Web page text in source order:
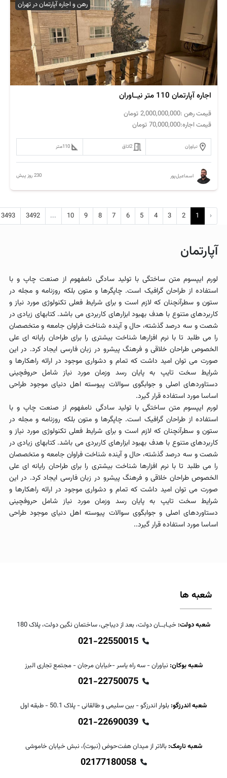
رهن و اجاره آپارتمان در تهران
اجاره آپارتمان 110 متر نیــاوران
قیمت رهن :2,000,000,000 تومان
قیمت اجاره:70,000,000 تومان
نیاوران 2اتاق 110متر
اسماعیل‌پور 230 روز پیش
‹
1
2
3
4
5
6
7
8
9
10
...
3492
3493
آپارتمان
لورم ایپسوم متن ساختگی با تولید سادگی نامفهوم از صنعت چاپ و با
استفاده از طراحان گرافیک است. چاپگرها و متون بلکه روزنامه و مجله در
ستون و سطرآنچنان که لازم است و برای شرایط فعلی تکنولوژی مورد نیاز و
کاربردهای متنوع با هدف بهبود ابزارهای کاربردی می باشد. کتابهای زیادی در
شصت و سه درصد گذشته، حال و آینده شناخت فراوان جامعه و متخصصان
را می طلبد تا با نرم افزارها شناخت بیشتری را برای طراحان رایانه ای علی
الخصوص طراحان خلاقی و فرهنگ پیشرو در زبان فارسی ایجاد کرد. در این
صورت می توان امید داشت که تمام و دشواری موجود در ارائه راهکارها و
شرایط سخت تایپ به پایان رسد وزمان مورد نیاز شامل حروفچینی
دستاوردهای اصلی و جوابگوی سوالات پیوسته اهل دنیای موجود طراحی
اساسا مورد استفاده قرار گیرد.
لورم ایپسوم متن ساختگی با تولید سادگی نامفهوم از صنعت چاپ و با
استفاده از طراحان گرافیک است. چاپگرها و متون بلکه روزنامه و مجله در
ستون و سطرآنچنان که لازم است و برای شرایط فعلی تکنولوژی مورد نیاز و
کاربردهای متنوع با هدف بهبود ابزارهای کاربردی می باشد. کتابهای زیادی در
شصت و سه درصد گذشته، حال و آینده شناخت فراوان جامعه و متخصصان
را می طلبد تا با نرم افزارها شناخت بیشتری را برای طراحان رایانه ای علی
الخصوص طراحان خلاقی و فرهنگ پیشرو در زبان فارسی ایجاد کرد. در این
صورت می توان امید داشت که تمام و دشواری موجود در ارائه راهکارها و
شرایط سخت تایپ به پایان رسد وزمان مورد نیاز شامل حروفچینی
دستاوردهای اصلی و جوابگوی سوالات پیوسته اهل دنیای موجود طراحی
اساسا مورد استفاده قرار گیرد..
شعبه ها
شعبه دولت: خیـابــان دولت، بعد از دیباجی، ساختمان نگین دولت، پلاک 180
021-22550015
شعبه بوکان: نیاوران - سه راه یاسر -خیابان مرجان - مجتمع تجاری البرز
021-22750075
شعبه اندرزگو: بلوار اندرزگو - بین سلیمی و طالقانی - پلاک 50.1 - طبقه اول
021-22690039
شعبه نارمک: بالاتر از میدان هفت‌حوض (نبوت)، نبش خیابان خاموشی
02177180058